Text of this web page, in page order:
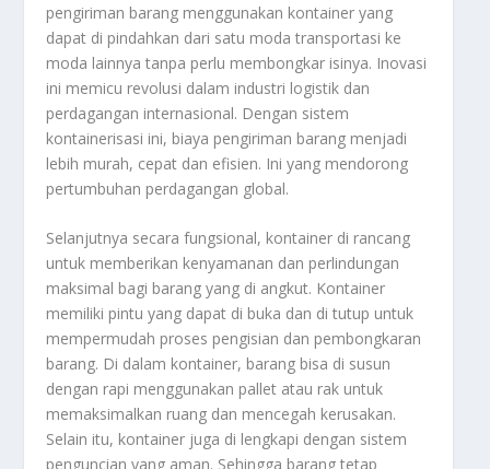
pengiriman barang menggunakan kontainer yang
dapat di pindahkan dari satu moda transportasi ke
moda lainnya tanpa perlu membongkar isinya. Inovasi
ini memicu revolusi dalam industri logistik dan
perdagangan internasional. Dengan sistem
kontainerisasi ini, biaya pengiriman barang menjadi
lebih murah, cepat dan efisien. Ini yang mendorong
pertumbuhan perdagangan global.
Selanjutnya secara fungsional, kontainer di rancang
untuk memberikan kenyamanan dan perlindungan
maksimal bagi barang yang di angkut. Kontainer
memiliki pintu yang dapat di buka dan di tutup untuk
mempermudah proses pengisian dan pembongkaran
barang. Di dalam kontainer, barang bisa di susun
dengan rapi menggunakan pallet atau rak untuk
memaksimalkan ruang dan mencegah kerusakan.
Selain itu, kontainer juga di lengkapi dengan sistem
penguncian yang aman. Sehingga barang tetap